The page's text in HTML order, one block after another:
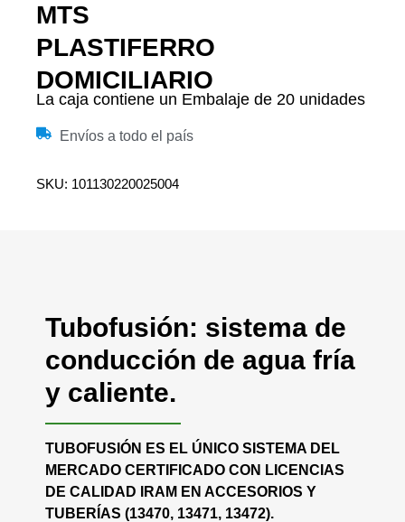
MTS
PLASTIFERRO
DOMICILIARIO
La caja contiene un Embalaje de 20 unidades
Envíos a todo el país
SKU: 101130220025004
Tubofusión: sistema de
conducción de agua fría
y caliente.
TUBOFUSIÓN ES EL ÚNICO SISTEMA DEL
MERCADO CERTIFICADO CON LICENCIAS
DE CALIDAD IRAM EN ACCESORIOS Y
TUBERÍAS (13470, 13471, 13472).